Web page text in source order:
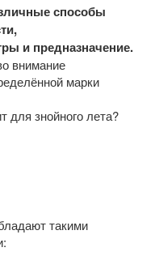
способы
и предназначение.
внимание
марки
для знойного лета?
такими